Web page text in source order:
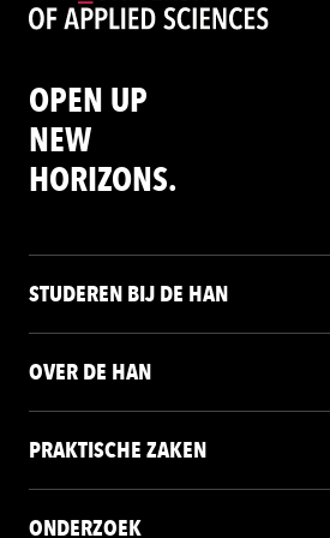
OPEN UP
NEW
HORIZONS.
STUDEREN BIJ DE HAN
OVER DE HAN
PRAKTISCHE ZAKEN
ONDERZOEK